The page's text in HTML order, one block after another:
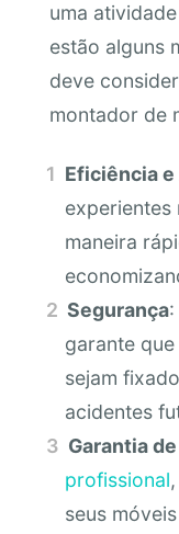
uma
estão alguns
deve
montador de
Eficiência
experientes
maneira
Segurança
garante
sejam
acidentes
Garantia
profissional
seus